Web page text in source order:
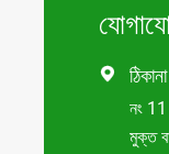
 ঠিকানা
নং 11
মুক্ত